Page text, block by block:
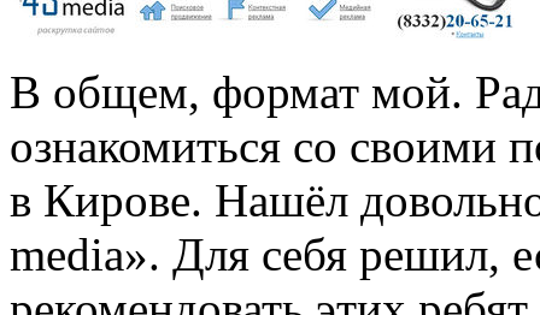
В общем, формат мой.
ознакомиться со своими
в Кирове. Нашёл
media». Для себя решил,